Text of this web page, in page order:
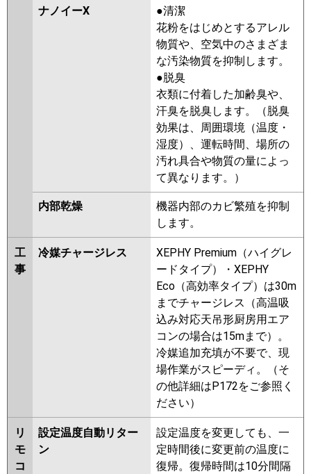
ナノイーX
●清潔
花粉をはじめとするアレル
物質や、空気中のさまざま
な汚染物質を抑制します。
●脱臭
衣類に付着した加齢臭や、
汗臭を脱臭します。（脱臭
効果は、周囲環境（温度・
湿度）、運転時間、場所の
汚れ具合や物質の量によっ
て異なります。）
内部乾燥
機器内部のカビ繁殖を抑制
します。
工
事
冷媒チャージレス
XEPHY Premium（ハイグレ
ードタイプ）・XEPHY
Eco（高効率タイプ）は30m
までチャージレス（高温吸
込み対応天吊形厨房用エア
コンの場合は15mまで）。
冷媒追加充填が不要で、現
場作業がスピーディ。（そ
の他詳細はP172をご参照く
ださい）
リ
モ
コ
設定温度自動リター
ン
設定温度を変更しても、一
定時間後に変更前の温度に
復帰。復帰時間は10分間隔